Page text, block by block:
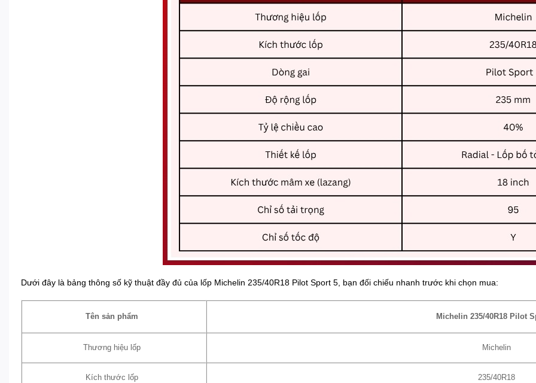
Dưới đây là bảng thông số kỹ thuật đầy đủ của lốp Michelin 235/40R18 Pilot Sport 5, bạn đối chiếu nhanh trước khi chọn mua:
Tên sản phẩm Michelin 235/40R18 Pilot
Thương hiệu lốp Michelin
Kích thước lốp 235/40R18